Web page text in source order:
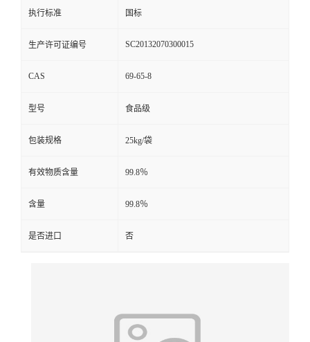
执行标准 国标
生产许可证编号 SC20132070300015
CAS 69-65-8
型号 食品级
包装规格 25kg/袋
有效物质含量 99.8％
含量 99.8％
是否进口 否